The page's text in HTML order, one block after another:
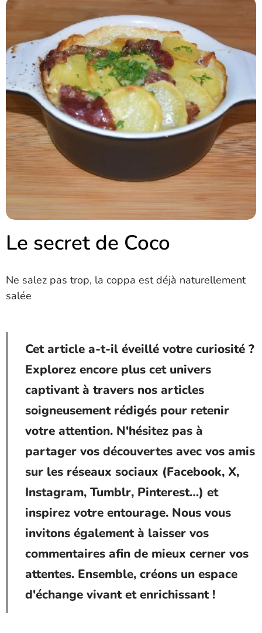
Le secret de Coco
Ne salez pas trop, la coppa est déjà naturellement
salée
Cet article a-t-il éveillé votre curiosité ?
Explorez encore plus cet univers
captivant à travers nos articles
soigneusement rédigés pour retenir
votre attention. N'hésitez pas à
partager vos découvertes avec vos amis
sur les réseaux sociaux (Facebook, X,
Instagram, Tumblr, Pinterest…) et
inspirez votre entourage. Nous vous
invitons également à laisser vos
commentaires afin de mieux cerner vos
attentes. Ensemble, créons un espace
d'échange vivant et enrichissant !